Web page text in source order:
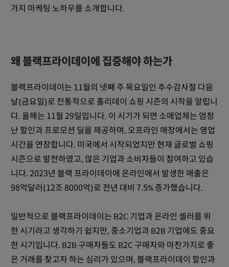
가지 마케팅 노하우를 소개합니다.
왜 블랙프라이데이에 집중해야 하는가
블랙프라이데이는 11월의 넷째 주 목요일인 추수감사절 다음
날(금요일)로 전통적으로 홀리데이 쇼핑 시즌의 시작을 알립니
다. 올해는 11월 29일입니다. 이 시기가 되면 소매업체는 엄청
난 할인과 프로모션 딜을 제공하며, 오프라인 매장에서는 영업
시간을 연장합니다. 미국에서 시작되었지만 현재 글로벌 쇼핑
시즌으로 발전하였고, 많은 기업과 소비자들이 참여하고 있습
니다. 2023년 블랙 프라이데이에 온라인에서 발생한 매출은
98억달러(12조 8000억)로 전년 대비 7.5% 증가했습니다.
일반적으로 블랙프라이데이는 B2C 기업과 온라인 셀러를 위
한 시기라고 생각하기 쉽지만, 중소기업과 B2B 기업에도 중요
한 시기입니다. B2B 구매자들도 B2C 구매자와 마찬가지로 좋
은 거래를 찾고자 하는 심리가 있으며, 블랙프라이데이 할인과